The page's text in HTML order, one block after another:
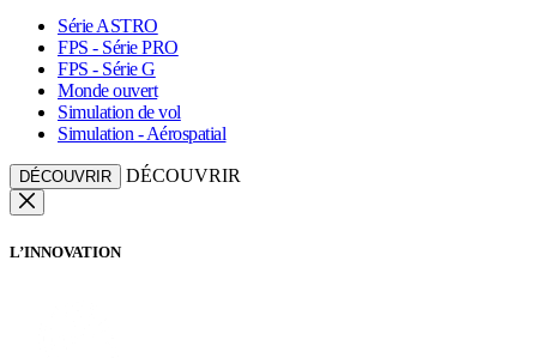
Série ASTRO
FPS - Série PRO
FPS - Série G
Monde ouvert
Simulation de vol
Simulation - Aérospatial
DÉCOUVRIR DÉCOUVRIR
L’INNOVATION